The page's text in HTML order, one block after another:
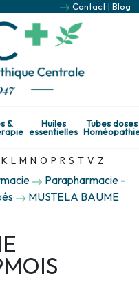
Contact| Blog
& Huiles
essentielles
Tubes doses
K L M N O P R S T V Z
Parapharmacie -
MUSTELA BAUME